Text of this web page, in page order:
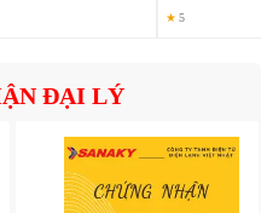
★ 5
ĐẠI LÝ